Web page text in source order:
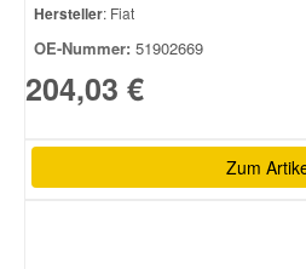
Hersteller: Fiat
OE-Nummer: 51902669
204,03 €
Zum